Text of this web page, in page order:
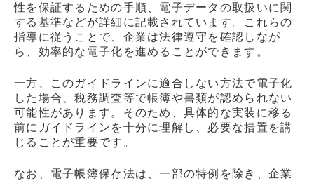
性を保証するための手順、電子データの取扱いに関
する基準などが詳細に記載されています。これらの
指導に従うことで、企業は法律遵守を確認しなが
ら、効率的な電子化を進めることができます。
一方、このガイドラインに適合しない方法で電子化
した場合、税務調査等で帳簿や書類が認められない
可能性があります。そのため、具体的な実装に移る
前にガイドラインを十分に理解し、必要な措置を講
じることが重要です。
なお、電子帳簿保存法は、一部の特例を除き、企業